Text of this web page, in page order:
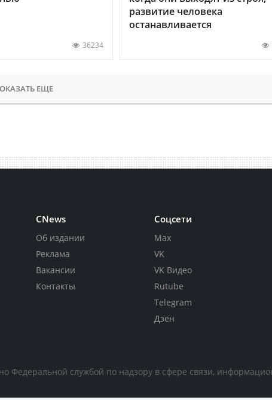
36234
развитие человека
останавливается
ЕЩЕ
CNews
Об издании
Реклама
Вакансии
Контакты
Соцсети
Max
VK
VK Видео
Rutube
Telegram
Дзен
Федеральной службой по надзору в сфере связи,